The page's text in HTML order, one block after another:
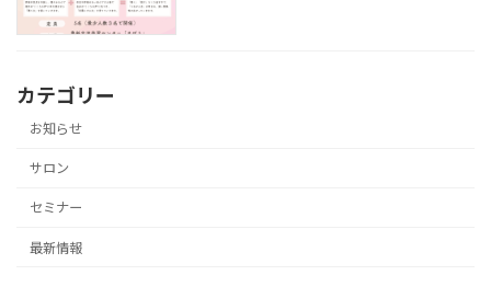
カテゴリー
お知らせ
サロン
セミナー
最新情報